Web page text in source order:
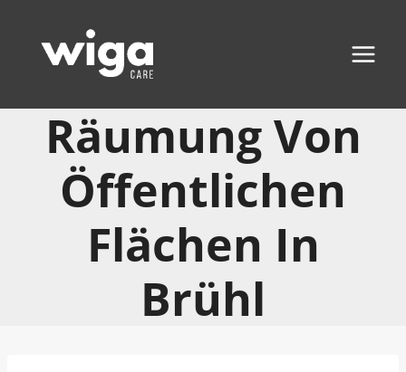
Inhalt
springen
Räumung Von
Öffentlichen
Flächen In
Brühl